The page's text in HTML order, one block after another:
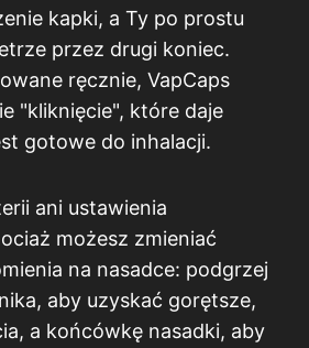
kapki, a Ty po prostu
przez drugi koniec.
ręcznie, VapCaps
"kliknięcie", które daje
gotowe do inhalacji.
ani ustawienia
możesz zmieniać
na nasadce: podgrzej
aby uzyskać gorętsze,
a końcówkę nasadki, aby